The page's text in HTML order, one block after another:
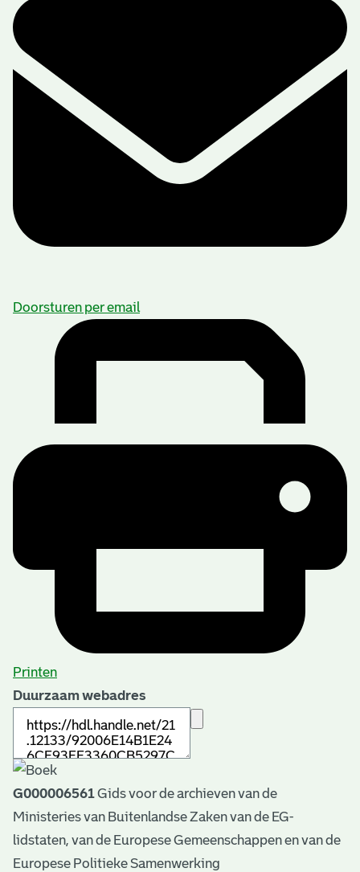
Doorsturen per email
Printen
Duurzaam webadres
G000006561Gids voor de archieven van de
Ministeries van Buitenlandse Zaken van de EG-
lidstaten, van de Europese Gemeenschappen en van de
Europese Politieke Samenwerking